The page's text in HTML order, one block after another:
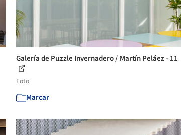
Galería de Puzzle Invernadero / Martín Peláez - 11
Foto
Marcar